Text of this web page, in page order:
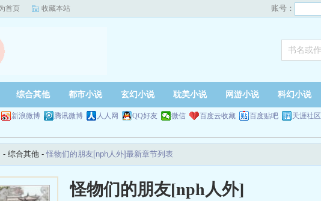
首页 收藏本站 账号：
综合其他 都市小说 玄幻小说 耽美小说 网游小说 科幻小说
新浪微博 腾讯微博 人人网 QQ好友 微信 百度云收藏 百度贴吧 天涯社区
- 综合其他 - 怪物们的朋友[nph人外]最新章节列表
怪物们的朋友[nph人外]